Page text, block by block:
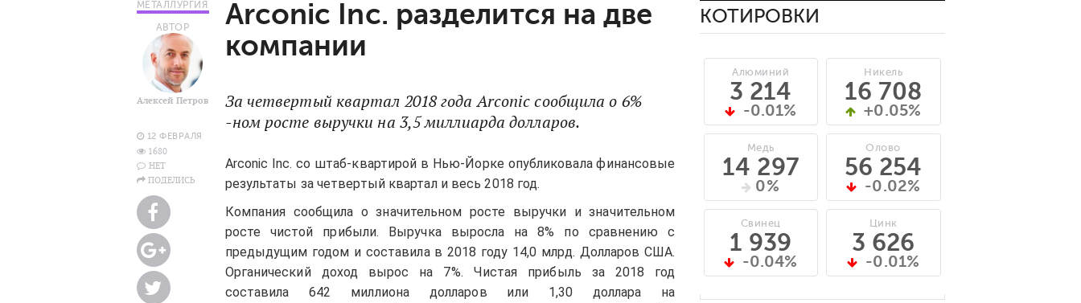
МЕТАЛЛУРГИЯ
АВТОР
Алексей Петров
12 ФЕВРАЛЯ
1680
НЕТ
ПОДЕЛИСЬ
Arconic Inc. разделится на две
компании
За четвертый квартал 2018 года Arconic сообщила о 6%
-ном росте выручки на 3,5 миллиарда долларов.
Arconic Inc. со штаб-квартирой в Нью-Йорке опубликовала финансовые
результаты за четвертый квартал и весь 2018 год.
Компания сообщила о значительном росте выручки и значительном
росте чистой прибыли. Выручка выросла на 8% по сравнению с
предыдущим годом и составила в 2018 году 14,0 млрд. Долларов США.
Органический доход вырос на 7%. Чистая прибыль за 2018 год
составила 642 миллиона долларов или 1,30 доллара на
КОТИРОВКИ
Алюминий
3 214
-0.01%
Медь
14 297
0%
Свинец
1 939
-0.04%
Никель
16 708
+0.05%
Олово
56 254
-0.02%
Цинк
3 626
-0.01%